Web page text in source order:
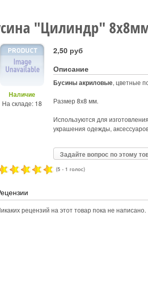
"Цилиндр"
Наличие
На складе: 18
2,50 руб
Описание
Бусины акриловые, цветные
Размер 8х8 мм.
Используются для
украшения одежды,
Задайте вопрос по этому
(5 - 1 голос)
рецензий на этот товар пока не написано.